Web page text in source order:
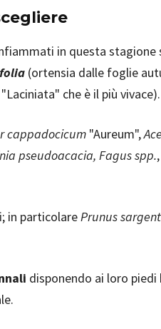
in questa stagione
(ortensia dalle foglie
"Laciniata" che è il più vivace).
cappadocicum "Aureum",
pseudoacacia, Fagus spp.
in particolarePrunus
disponendo ai loro piedi